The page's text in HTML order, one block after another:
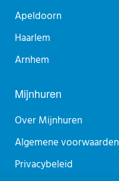
Apeldoorn
Haarlem
Arnhem
Mijnhuren
Over Mijnhuren
Algemene voorwaarden
Privacybeleid